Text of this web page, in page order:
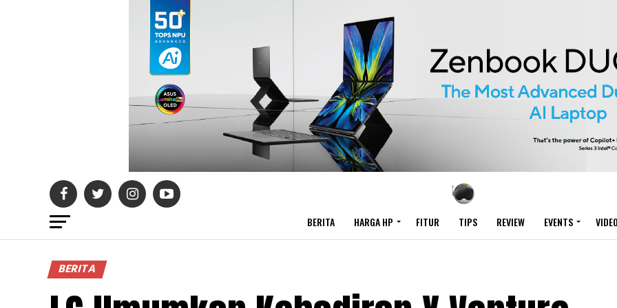
BERITA HARGA HP FITUR TIPS REVIEW EVENTS
BERITA